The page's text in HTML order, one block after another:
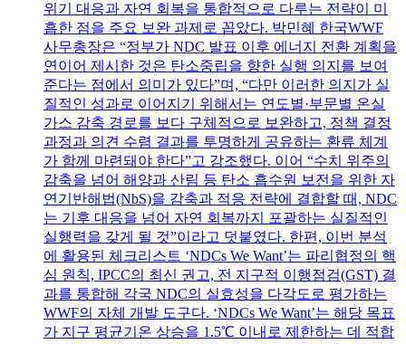
위기 대응과 자연 회복을 통합적으로 다루는 전략이 미
흡한 점을 주요 보완 과제로 꼽았다. 박민혜 한국WWF
사무총장은 “정부가 NDC 발표 이후 에너지 전환 계획을
연이어 제시한 것은 탄소중립을 향한 실행 의지를 보여
준다는 점에서 의미가 있다”며, “다만 이러한 의지가 실
질적인 성과로 이어지기 위해서는 연도별·부문별 온실
가스 감축 경로를 보다 구체적으로 보완하고, 정책 결정
과정과 의견 수렴 결과를 투명하게 공유하는 환류 체계
가 함께 마련돼야 한다”고 강조했다. 이어 “수치 위주의
감축을 넘어 해양과 산림 등 탄소 흡수원 보전을 위한 자
연기반해법(NbS)을 감축과 적응 전략에 결합할 때, NDC
는 기후 대응을 넘어 자연 회복까지 포괄하는 실질적인
실행력을 갖게 될 것”이라고 덧붙였다. 한편, 이번 분석
에 활용된 체크리스트 ‘NDCs We Want’는 파리협정의 핵
심 원칙, IPCC의 최신 권고, 전 지구적 이행점검(GST) 결
과를 통합해 각국 NDC의 실효성을 다각도로 평가하는
WWF의 자체 개발 도구다. ‘NDCs We Want’는 해당 목표
가 지구 평균기온 상승을 1.5℃ 이내로 제한하는 데 적합